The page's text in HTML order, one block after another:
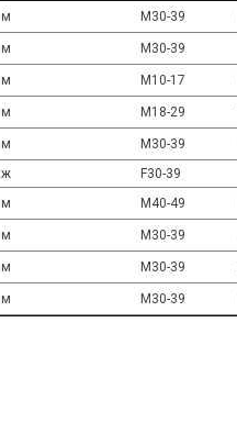
м M30-39
м M30-39
м M10-17
м M18-29
м M30-39
ж F30-39
м M40-49
м M30-39
м M30-39
м M30-39